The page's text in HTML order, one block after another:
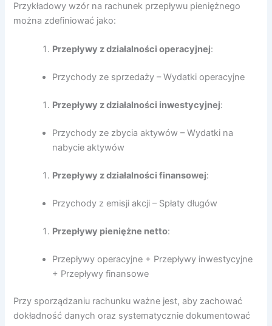
Przykładowy wzór na rachunek przepływu pieniężnego
można zdefiniować jako:
Przepływy z działalności operacyjnej:
Przychody ze sprzedaży – Wydatki operacyjne
Przepływy z działalności inwestycyjnej:
Przychody ze zbycia aktywów – Wydatki na
nabycie aktywów
Przepływy z działalności finansowej:
Przychody z emisji akcji – Spłaty długów
Przepływy pieniężne netto:
Przepływy operacyjne + Przepływy inwestycyjne
+ Przepływy finansowe
Przy sporządzaniu rachunku ważne jest, aby zachować
dokładność danych oraz systematycznie dokumentować